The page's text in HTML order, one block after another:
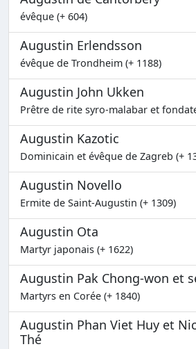
évêque (+ 604)
Augustin Erlendsson
évêque de Trondheim (+ 1188)
Augustin John Ukken
Prêtre de rite syro-malabar et
Augustin Kazotic
Dominicain et évêque de Zagreb (+
Augustin Novello
Ermite de Saint-Augustin (+ 1309)
Augustin Ota
Martyr japonais (+ 1622)
Augustin Pak Chong-won et
Martyrs en Corée (+ 1840)
Augustin Phan Viet Huy et
Thé